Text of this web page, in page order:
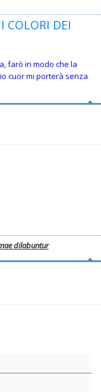
COLORI DEI
farò in modo che la
cuor mi porterà senza
dilabuntur